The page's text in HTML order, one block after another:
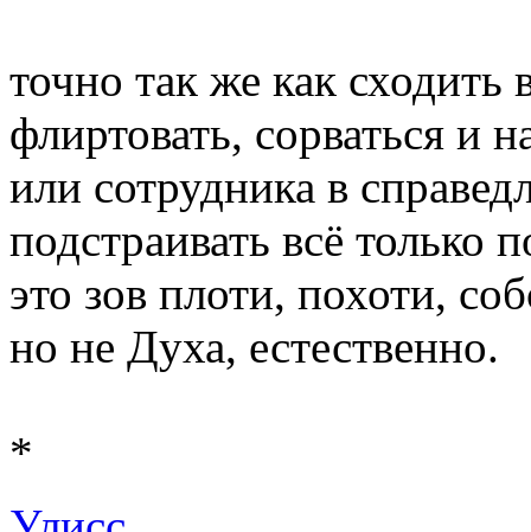
точно так же как сходить
флиртовать, сорваться и
или сотрудника в
подстраивать всё только
это зов плоти, похоти,
но не Духа, естественно.
*